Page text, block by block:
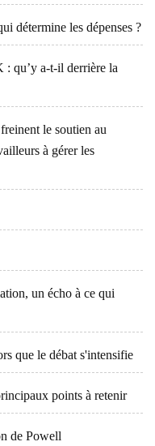
détermine les dépenses ?
: qu’y a-t-il derrière la
le soutien au
à gérer les
un écho à ce qui
que le débat s'intensifie
points à retenir
de Powell